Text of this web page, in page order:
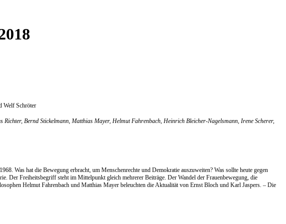
Welf Schröter
Bernd Stickelmann, Matthias Mayer, Helmut Fahrenbach, Heinrich Bleicher-Nagelsmann, Irene Scherer,
Was hat die Bewegung erbracht, um Menschenrechte und Demokratie auszuweiten? Was sollte heute gegen
Der Freiheitsbegriff steht im Mittelpunkt gleich mehrerer Beiträge. Der Wandel der Frauenbewegung, die
Helmut Fahrenbach und Matthias Mayer beleuchten die Aktualität von Ernst Bloch und Karl Jaspers. – Die